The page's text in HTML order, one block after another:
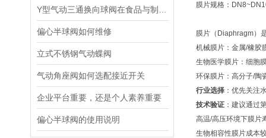
偏心半球阀如何维修
立式不锈钢气动蝶阀
气动角座阀如何选配接近开关
企业平台重要，还是个人素养重要
偏心半球阀的使用说明
膜片规格：
膜片（Diaphragm）
机械膜片：金属/橡胶
生物医学膜片：细胞
环保膜片：高分子/陶
行业选择 ：优先关注
技术验证 ：建议通过
高温/高压环境下膜片
生物相容性膜片成本